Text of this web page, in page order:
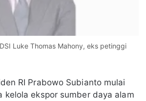
Luke Thomas Mahony, eks petinggi
RI Prabowo Subianto mulai
kelola ekspor sumber daya alam